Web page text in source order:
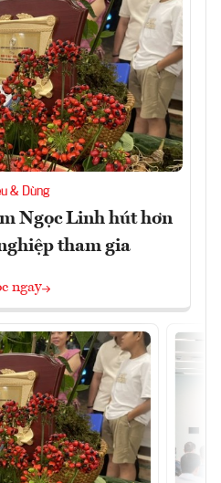
& Dùng
Ngọc Linh hút hơn
tham gia
ngay